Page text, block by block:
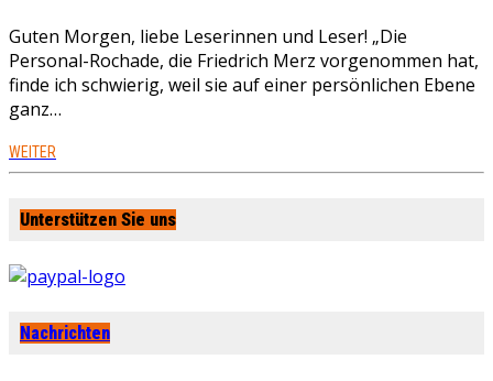
Guten Morgen, liebe Leserinnen und Leser! „Die
Personal-Rochade, die Friedrich Merz vorgenommen hat,
finde ich schwierig, weil sie auf einer persönlichen Ebene
ganz…
WEITER
Unterstützen Sie uns
Nachrichten